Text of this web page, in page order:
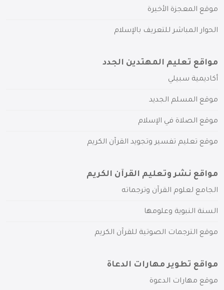
موقع المعجزة الأخيرة
الحوار المباشر للتعريف بالإسلام
مواقع تعليم المهتدين الجدد
أكاديمية سبيلي
موقع المسلم الجديد
موقع الصلاة في الإسلام
موقع تعليم تفسير وتجويد القرآن الكريم
مواقع نشر وتعليم القرآن الكريم
الجامع لعلوم القرآن وترجماته
السنة النبوية وعلومها
موقع الترجمات الصوتية للقرآن الكريم
مواقع تطوير مهارات الدعاة
موقع مهارات الدعوة